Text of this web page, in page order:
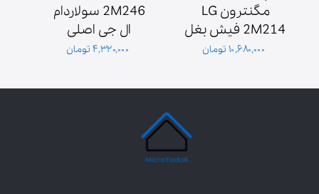
۴,۳۲۰,۰۰۰ تومان ۱۰,۶۸۰,۰۰۰ تومان